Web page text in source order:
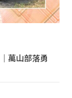
萬山部落勇